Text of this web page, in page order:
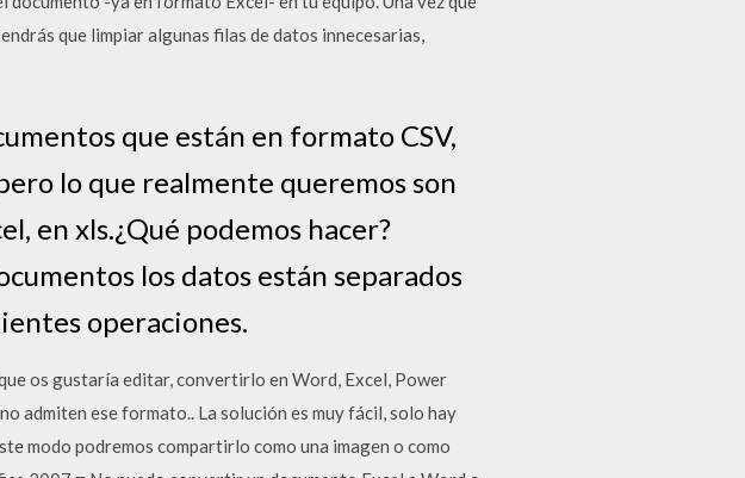
que limpiar algunas filas de datos innecesarias,
que están en formato CSV,
lo que realmente queremos son
en xls.¿Qué podemos hacer?
los datos están separados
operaciones.
os gustaría editar, convertirlo en Word, Excel, Power
admiten ese formato.. La solución es muy fácil, solo hay
modo podremos compartirlo como una imagen o como